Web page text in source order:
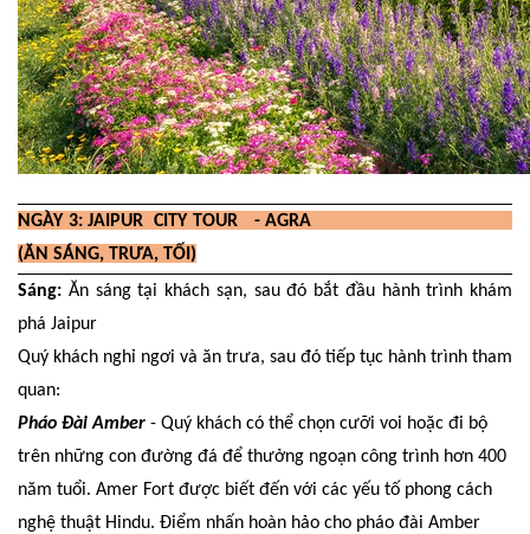
NGÀY 3: JAIPUR CITY TOUR - AGRA
(ĂN SÁNG, TRƯA, TỐI)
Sáng: Ăn sáng tại khách sạn, sau đó bắt đầu hành trình khám
phá Jaipur
Quý khách nghỉ ngơi và ăn trưa, sau đó tiếp tục hành trình tham
quan:
Pháo Đài Amber - Quý khách có thể chọn cưỡi voi hoặc đi bộ
trên những con đường đá để thưởng ngoạn công trình hơn 400
năm tuổi. Amer Fort được biết đến với các yếu tố phong cách
nghệ thuật Hindu. Điểm nhấn hoàn hảo cho pháo đài Amber